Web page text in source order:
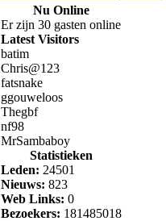
Nu Online
Er zijn 30 gasten online
Latest Visitors
batim
Chris@123
fatsnake
ggouweloos
Thegbf
nf98
MrSambaboy
Statistieken
Leden: 24501
Nieuws: 823
Web Links: 0
Bezoekers: 181485018